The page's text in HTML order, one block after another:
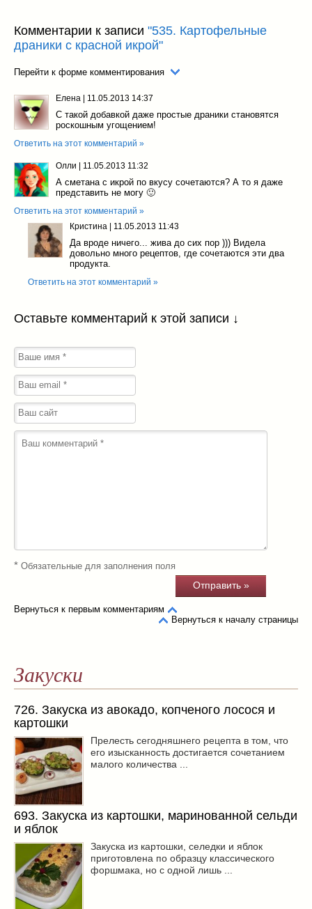
Комментарии к записи "535. Картофельные
драники с красной икрой"
Перейти к форме комментирования
Елена | 11.05.2013 14:37
С такой добавкой даже простые драники становятся
роскошным угощением!
Ответить на этот комментарий »
Олли | 11.05.2013 11:32
А сметана с икрой по вкусу сочетаются? А то я даже
представить не могу 🙂
Ответить на этот комментарий »
Кристина | 11.05.2013 11:43
Да вроде ничего... жива до сих пор ))) Видела
довольно много рецептов, где сочетаются эти два
продукта.
Ответить на этот комментарий »
Оставьте комментарий к этой записи ↓
* Обязательные для заполнения поля
Вернуться к первым комментариям
Вернуться к началу страницы
Закуски
726. Закуска из авокадо, копченого лосося и
картошки
Прелесть сегодняшнего рецепта в том, что
его изысканность достигается сочетанием
малого количества ...
693. Закуска из картошки, маринованной сельди
и яблок
Закуска из картошки, селедки и яблок
приготовлена по образцу классического
форшмака, но с одной лишь ...